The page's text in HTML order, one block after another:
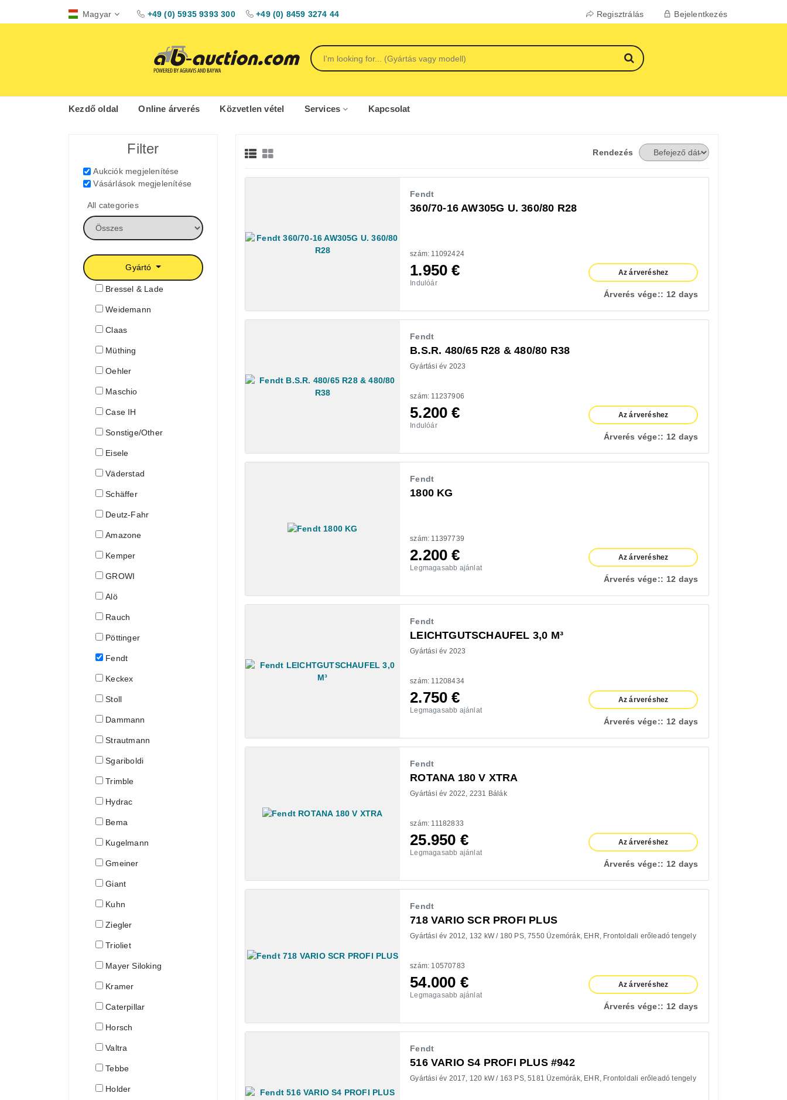
Magyar +49 (0) 5935 9393 300 +49 (0) 8459 3274 44 Regisztrálás Bejelentkezés
Kezdő oldal Online árverés Közvetlen vétel Services Kapcsolat
Filter
Aukciók megjelenítése
Vásárlások megjelenítése
All categories
Gyártó
Bressel & Lade
Weidemann
Claas
Müthing
Oehler
Maschio
Case IH
Sonstige/Other
Eisele
Väderstad
Schäffer
Deutz-Fahr
Amazone
Kemper
GROWI
Alö
Rauch
Pöttinger
Fendt
Keckex
Stoll
Dammann
Strautmann
Sgariboldi
Trimble
Hydrac
Bema
Kugelmann
Gmeiner
Giant
Kuhn
Ziegler
Trioliet
Mayer Siloking
Kramer
Caterpillar
Horsch
Valtra
Tebbe
Holder
Rendezés
Fendt
360/70-16 AW305G U. 360/80 R28
szám: 11092424
1.950€
Indulóár
Az árveréshez
Árverés vége:: 12 days
Fendt
B.S.R. 480/65 R28 & 480/80 R38
Gyártási év 2023
szám: 11237906
5.200€
Indulóár
Az árveréshez
Árverés vége:: 12 days
Fendt
1800 KG
szám: 11397739
2.200€
Legmagasabb ajánlat
Az árveréshez
Árverés vége:: 12 days
Fendt
LEICHTGUTSCHAUFEL 3,0 M³
Gyártási év 2023
szám: 11208434
2.750€
Legmagasabb ajánlat
Az árveréshez
Árverés vége:: 12 days
Fendt
ROTANA 180 V XTRA
Gyártási év 2022 2231 Bálák
szám: 11182833
25.950 €
Legmagasabb ajánlat
Az árveréshez
Árverés vége:: 12 days
Fendt
718 VARIO SCR PROFI PLUS
Gyártási év 2012 132 kW / 180 PS 7550 Üzemórák EHR Frontoldali erőleadó tengely
szám: 10570783
54.000 €
Legmagasabb ajánlat
Az árveréshez
Árverés vége:: 12 days
Fendt
516 VARIO S4 PROFI PLUS #942
Gyártási év 2017 120 kW / 163 PS 5181 Üzemórák EHR Frontoldali erőleadó tengely